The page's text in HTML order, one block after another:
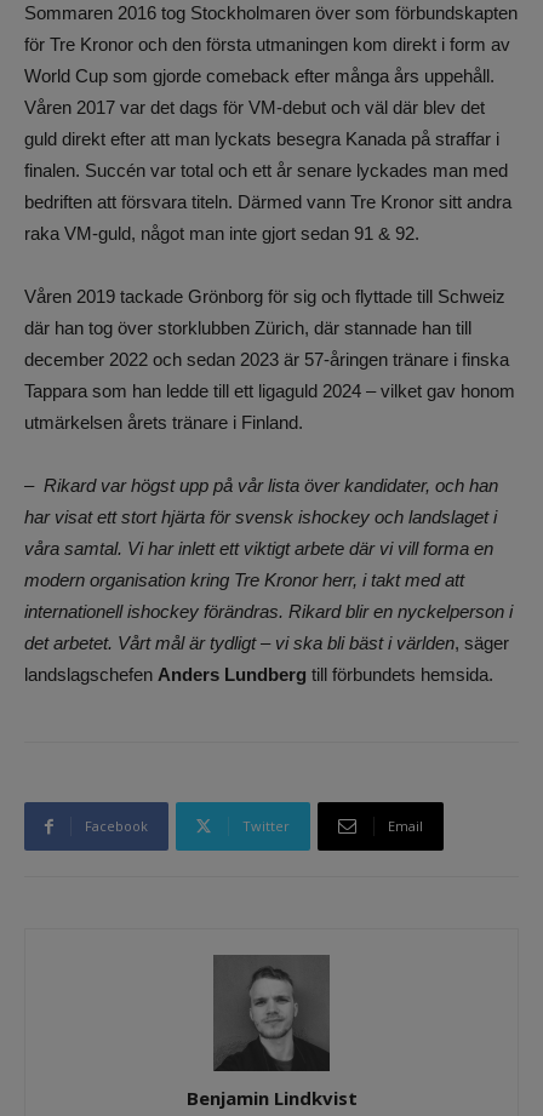
Sommaren 2016 tog Stockholmaren över som förbundskapten
för Tre Kronor och den första utmaningen kom direkt i form av
World Cup som gjorde comeback efter många års uppehåll.
Våren 2017 var det dags för VM-debut och väl där blev det
guld direkt efter att man lyckats besegra Kanada på straffar i
finalen. Succén var total och ett år senare lyckades man med
bedriften att försvara titeln. Därmed vann Tre Kronor sitt andra
raka VM-guld, något man inte gjort sedan 91 & 92.
Våren 2019 tackade Grönborg för sig och flyttade till Schweiz
där han tog över storklubben Zürich, där stannade han till
december 2022 och sedan 2023 är 57-åringen tränare i finska
Tappara som han ledde till ett ligaguld 2024 – vilket gav honom
utmärkelsen årets tränare i Finland.
– Rikard var högst upp på vår lista över kandidater, och han
har visat ett stort hjärta för svensk ishockey och landslaget i
våra samtal. Vi har inlett ett viktigt arbete där vi vill forma en
modern organisation kring Tre Kronor herr, i takt med att
internationell ishockey förändras. Rikard blir en nyckelperson i
det arbetet. Vårt mål är tydligt – vi ska bli bäst i världen, säger
landslagschefen Anders Lundberg till förbundets hemsida.
Facebook Twitter Email
Benjamin Lindkvist